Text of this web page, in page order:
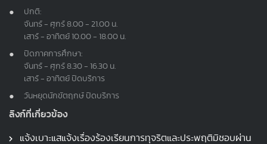
ปกติ:
จันทร์ - ศุกร์ 8.00 - 21.00 น.
เสาร์ - อาทิตย์ 10.00 - 18.00 น.
ปิดภาคการศึกษา:
จันทร์ - ศุกร์ 8.30 - 16.30 น.
เสาร์ - อาทิตย์ ปิดบริการ
วันหยุดนักขัตฤกษ์ ปิดบริการ
ลิงก์ที่เกี่ยวข้อง
แจ้งเบาะแสแจ้งเรื่องร้องเรียนการทุจริตและประพฤติมิชอบผ่าน